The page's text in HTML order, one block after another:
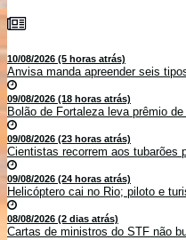
10/08/2026 (5 horas atrás)
Anvisa manda apreender seis
09/08/2026 (18 horas atrás)
Bolão de Fortaleza leva prêmio
09/08/2026 (23 horas atrás)
Cientistas recorrem aos tubarões
09/08/2026 (24 horas atrás)
Helicóptero cai no Rio; piloto e
08/08/2026 (2 dias atrás)
Cartas de ministros do STF não